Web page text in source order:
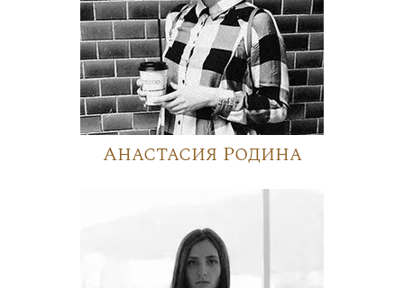
Анастасия Родина